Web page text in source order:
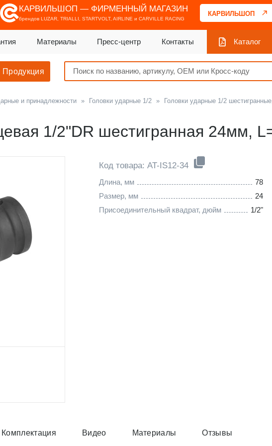
КАРВИЛЬШОП — ФИРМЕННЫЙ МАГАЗИН
брендов LUZAR, TRIALLI, STARTVOLT, AIRLINE и CARVILLE RACING
КАРВИЛЬШОП
Материалы Пресс-центр Контакты Каталог
Продукция
и принадлежности » Головки ударные 1/2 » Головки ударные 1/2
1/2"DR шестигранная 24мм,
Код товара: AT-IS12-34
Длина, мм
78
Размер, мм
24
Присоединительный квадрат, дюйм
1/2"
Комплектация Видео Материалы Отзывы